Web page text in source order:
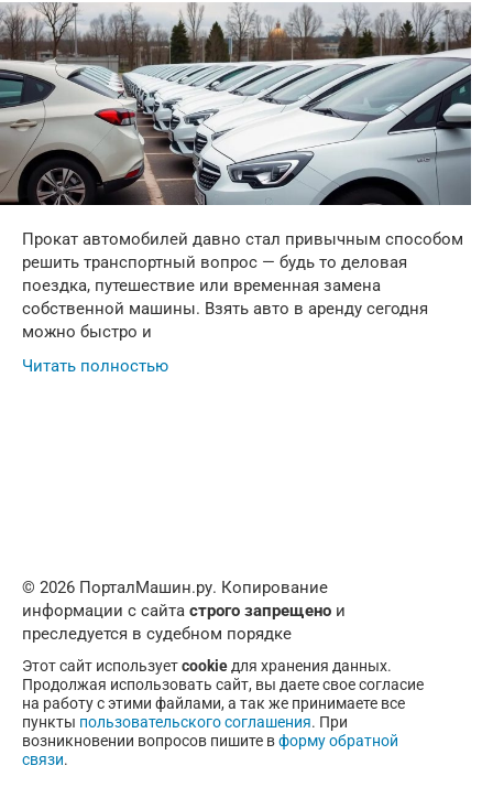
Прокат автомобилей давно стал привычным способом
решить транспортный вопрос — будь то деловая
поездка, путешествие или временная замена
собственной машины. Взять авто в аренду сегодня
можно быстро и
Читать полностью
© 2026 ПорталМашин.ру. Копирование
информации с сайта строго запрещено и
преследуется в судебном порядке
Этот сайт используетcookie для хранения данных.
Продолжая использовать сайт, вы даете свое согласие
на работу с этими файлами, а так же принимаете все
пункты пользовательского соглашения. При
возникновении вопросов пишите вформу обратной
связи.